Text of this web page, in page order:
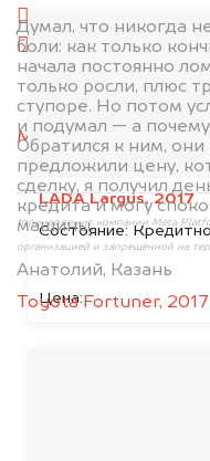
LADA Largus, 2017
Состояние:
Цена:
Думал, что никогда
боли: как только
начала постоянно
только росли, плюс
ступоре. Но потом
и подумал — а
Обратился к ним,
предложили цену,
сделку, я получил
кредита и могу
машины.
Анатолий, Казань
Toyota Fortuner, 2017
салон
2. Отправьте
+79584983298 по
MAXили на
info@dorogo.online
*принадлежит компании Meta
организацией и запрещённой на